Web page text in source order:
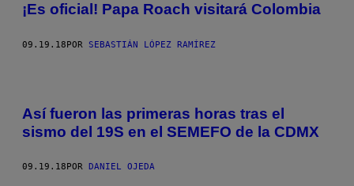
¡Es oficial! Papa Roach visitará Colombia
09.19.18POR SEBASTIÁN LÓPEZ RAMÍREZ
Así fueron las primeras horas tras el
sismo del 19S en el SEMEFO de la CDMX
09.19.18 POR DANIEL OJEDA